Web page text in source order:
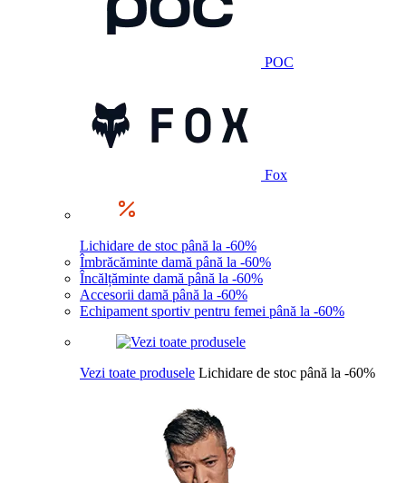
POC
Fox
Lichidare de stoc până la -60%
Îmbrăcăminte damă până la -60%
Încălțăminte damă până la -60%
Accesorii damă până la -60%
Echipament sportiv pentru femei până la -60%
Vezi toate produsele Lichidare de stoc până la -60%